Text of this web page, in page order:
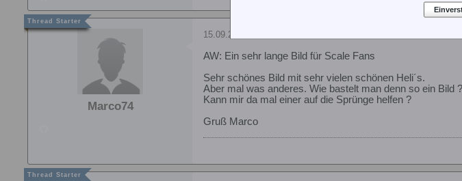
Marco74
15.09.2010, 08:56
AW: Ein sehr lange Bild für Scale Fans
Sehr schönes Bild mit sehr vielen schönen Heli´s.
Aber mal was anderes. Wie bastelt man denn so ein Bild
Kann mir da mal einer auf die Sprünge helfen ?
Gruß Marco